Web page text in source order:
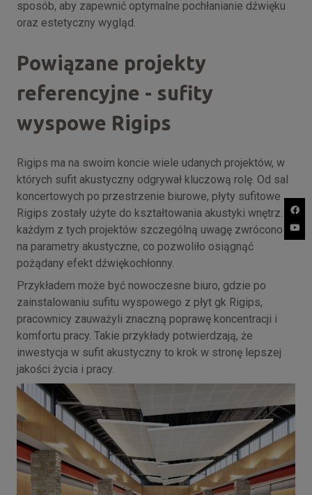
sposób, aby zapewnić optymalne pochłanianie dźwięku
oraz estetyczny wygląd.
Powiązane projekty
referencyjne - sufity
wyspowe Rigips
Rigips ma na swoim koncie wiele udanych projektów, w
których sufit akustyczny odgrywał kluczową rolę. Od sal
koncertowych po przestrzenie biurowe, płyty sufitowe
Rigips zostały użyte do kształtowania akustyki wnętrz. W
każdym z tych projektów szczególną uwagę zwrócono
na parametry akustyczne, co pozwoliło osiągnąć
pożądany efekt dźwiękochłonny.
Przykładem może być nowoczesne biuro, gdzie po
zainstalowaniu sufitu wyspowego z płyt gk Rigips,
pracownicy zauważyli znaczną poprawę koncentracji i
komfortu pracy. Takie przykłady potwierdzają, że
inwestycja w sufit akustyczny to krok w stronę lepszej
jakości życia i pracy.